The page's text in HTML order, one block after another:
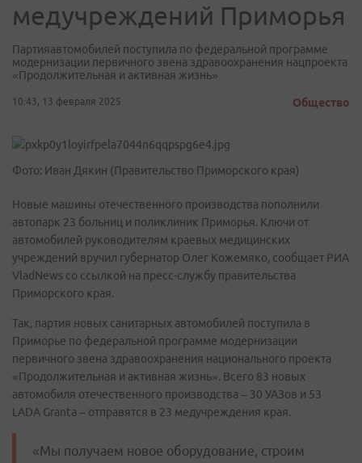
медучреждений Приморья
Партияавтомобилей поступила по федеральной программе
модернизации первичного звена здравоохранения нацпроекта
«Продолжительная и активная жизнь»
10:43, 13 февраля 2025 Общество
Фото: Иван Дякин (Правительство Приморского края)
Новые машины отечественного производства пополнили
автопарк 23 больниц и поликлиник Приморья. Ключи от
автомобилей руководителям краевых медицинских
учреждений вручил губернатор Олег Кожемяко, сообщает РИА
VladNews со ссылкой на пресс-службу правительства
Приморского края.
Так, партия новых санитарных автомобилей поступила в
Приморье по федеральной программе модернизации
первичного звена здравоохранения национального проекта
«Продолжительная и активная жизнь». Всего 83 новых
автомобиля отечественного производства – 30 УАЗов и 53
LADA Granta – отправятся в 23 медучреждения края.
«Мы получаем новое оборудование, строим